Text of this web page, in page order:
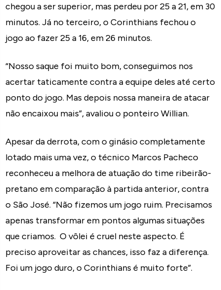
chegou a ser superior, mas perdeu por 25 a 21, em 30
minutos. Já no terceiro, o Corinthians fechou o
jogo ao fazer 25 a 16, em 26 minutos.
“Nosso saque foi muito bom, conseguimos nos
acertar taticamente contra a equipe deles até certo
ponto do jogo. Mas depois nossa maneira de atacar
não encaixou mais”, avaliou o ponteiro Willian.
Apesar da derrota, com o ginásio completamente
lotado mais uma vez, o técnico Marcos Pacheco
reconheceu a melhora de atuação do time ribeirão-
pretano em comparação à partida anterior, contra
o São José. “Não fizemos um jogo ruim. Precisamos
apenas transformar em pontos algumas situações
que criamos. O vôlei é cruel neste aspecto. É
preciso aproveitar as chances, isso faz a diferença.
Foi um jogo duro, o Corinthians é muito forte”.